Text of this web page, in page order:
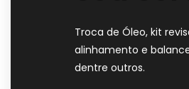
Troca de Óleo, kit
alinhamento e
dentre outros.